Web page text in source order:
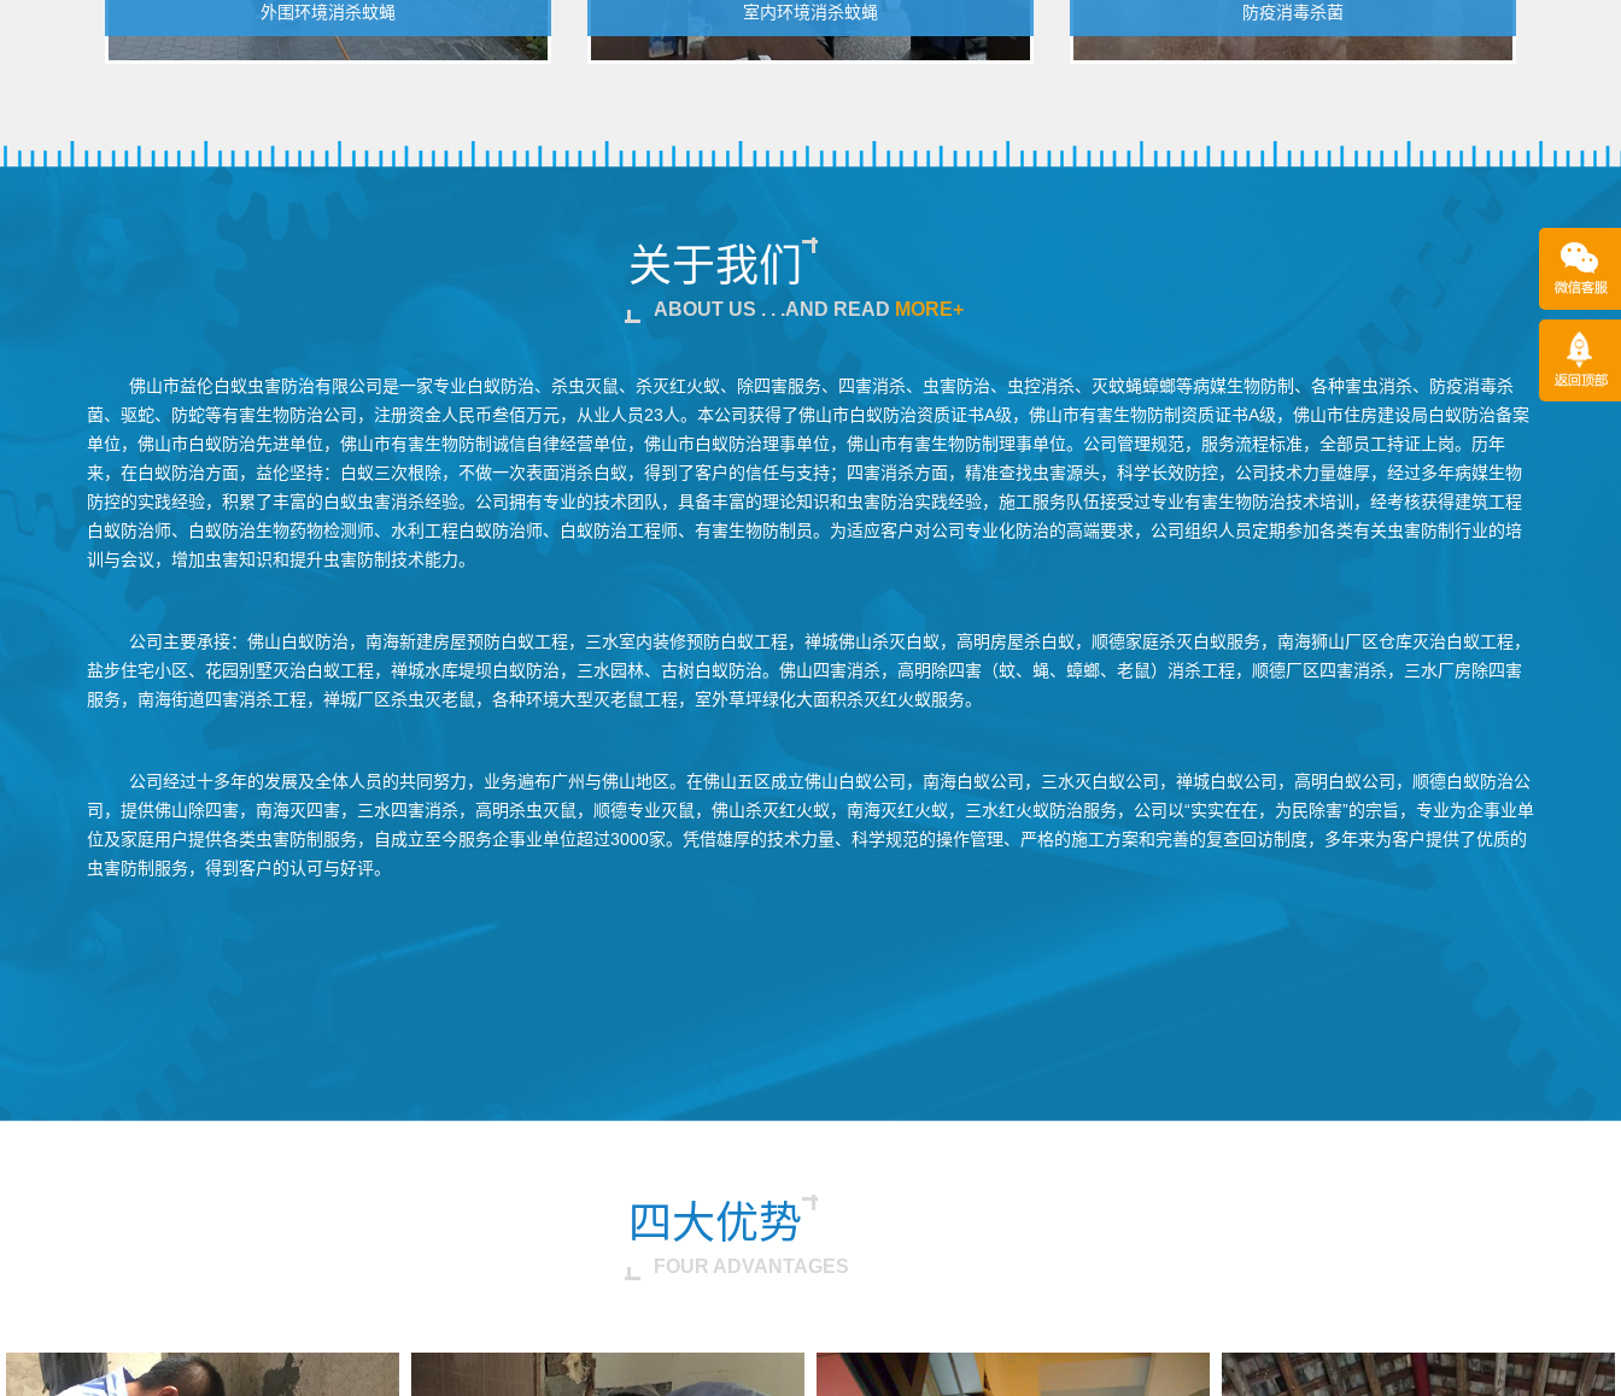
外围环境消杀蚊蝇 室内环境消杀蚊蝇 防疫消毒杀菌
关于我们
ABOUT US . . .AND READ MORE+
佛山市益伦白蚁虫害防治有限公司是一家专业白蚁防治、杀虫灭鼠、杀灭红火蚁、除四害服务、四害消杀、虫害防治、虫控消杀、灭蚊蝇蟑螂等病媒生物防制、各种害虫消杀、防疫消毒杀
菌、驱蛇、防蛇等有害生物防治公司，注册资金人民币叁佰万元，从业人员23人。本公司获得了佛山市白蚁防治资质证书A级，佛山市有害生物防制资质证书A级，佛山市住房建设局白蚁防治备案
单位，佛山市白蚁防治先进单位，佛山市有害生物防制诚信自律经营单位，佛山市白蚁防治理事单位，佛山市有害生物防制理事单位。公司管理规范，服务流程标准，全部员工持证上岗。历年
来，在白蚁防治方面，益伦坚持：白蚁三次根除，不做一次表面消杀白蚁，得到了客户的信任与支持；四害消杀方面，精准查找虫害源头，科学长效防控，公司技术力量雄厚，经过多年病媒生物
防控的实践经验，积累了丰富的白蚁虫害消杀经验。公司拥有专业的技术团队，具备丰富的理论知识和虫害防治实践经验，施工服务队伍接受过专业有害生物防治技术培训，经考核获得建筑工程
白蚁防治师、白蚁防治生物药物检测师、水利工程白蚁防治师、白蚁防治工程师、有害生物防制员。为适应客户对公司专业化防治的高端要求，公司组织人员定期参加各类有关虫害防制行业的培
训与会议，增加虫害知识和提升虫害防制技术能力。
公司主要承接：佛山白蚁防治，南海新建房屋预防白蚁工程，三水室内装修预防白蚁工程，禅城佛山杀灭白蚁，高明房屋杀白蚁，顺德家庭杀灭白蚁服务，南海狮山厂区仓库灭治白蚁工程，
盐步住宅小区、花园别墅灭治白蚁工程，禅城水库堤坝白蚁防治，三水园林、古树白蚁防治。佛山四害消杀，高明除四害（蚊、蝇、蟑螂、老鼠）消杀工程，顺德厂区四害消杀，三水厂房除四害
服务，南海街道四害消杀工程，禅城厂区杀虫灭老鼠，各种环境大型灭老鼠工程，室外草坪绿化大面积杀灭红火蚁服务。
公司经过十多年的发展及全体人员的共同努力，业务遍布广州与佛山地区。在佛山五区成立佛山白蚁公司，南海白蚁公司，三水灭白蚁公司，禅城白蚁公司，高明白蚁公司，顺德白蚁防治公
司，提供佛山除四害，南海灭四害，三水四害消杀，高明杀虫灭鼠，顺德专业灭鼠，佛山杀灭红火蚁，南海灭红火蚁，三水红火蚁防治服务，公司以“实实在在，为民除害”的宗旨，专业为企事业单
位及家庭用户提供各类虫害防制服务，自成立至今服务企事业单位超过3000家。凭借雄厚的技术力量、科学规范的操作管理、严格的施工方案和完善的复查回访制度，多年来为客户提供了优质的
虫害防制服务，得到客户的认可与好评。
四大优势
FOUR ADVANTAGES